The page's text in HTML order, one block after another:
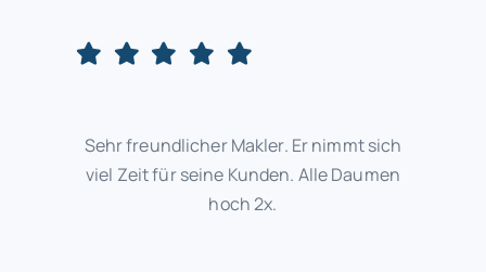
Sehr freundlicher Makler. Er nimmt sich
viel Zeit für seine Kunden. Alle Daumen
hoch 2x.